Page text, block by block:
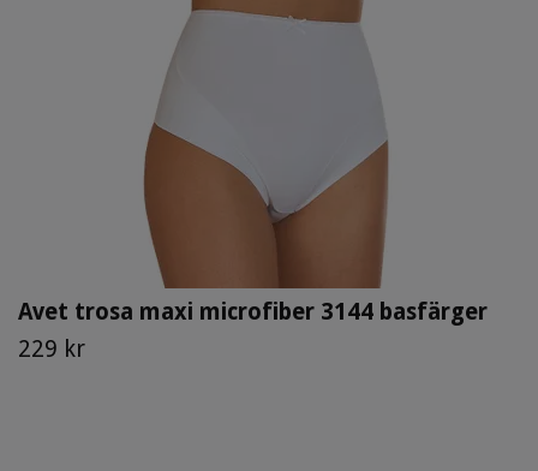
Avet trosa maxi microfiber 3144 basfärger
229 kr